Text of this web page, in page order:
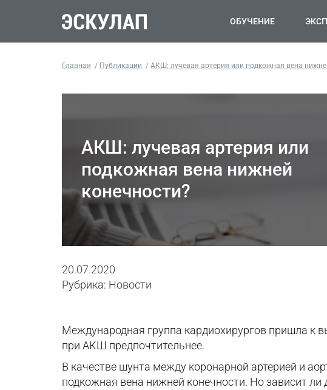
ОБУЧЕНИЕ
Главная Публикации АКШ: лучевая артерия или подкожная вена
АКШ: лучевая артерия или
подкожная вена нижней
конечности?
20.07.2020
Рубрика: Новости
Международная группа кардиохирургов пришла к
при АКШ предпочтительнее.
В качестве шунта между коронарной артерией и
подкожная вена нижней конечности. Но зависит